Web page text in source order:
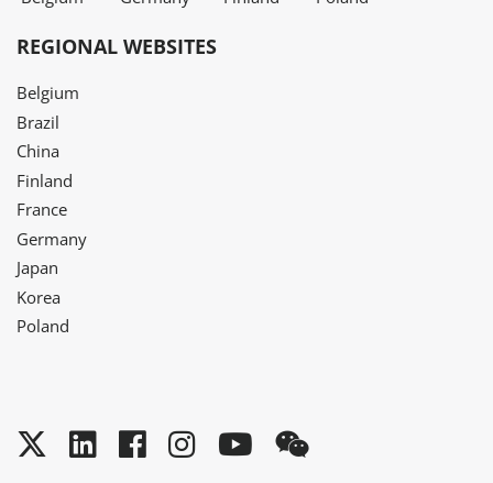
REGIONAL WEBSITES
Belgium
Brazil
China
Finland
France
Germany
Japan
Korea
Poland
Twitter
LinkedInFacebook
Instagram
YouTube